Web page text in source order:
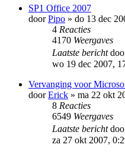
SP1 Office 2007
doorPipo » do 13 dec
4 Reacties
4170 Weergaves
Laatste bericht
wo 19 dec 2007,
Vervanging voor
doorErick » ma 22 okt
8 Reacties
6549 Weergaves
Laatste bericht
za 27 okt 2007,